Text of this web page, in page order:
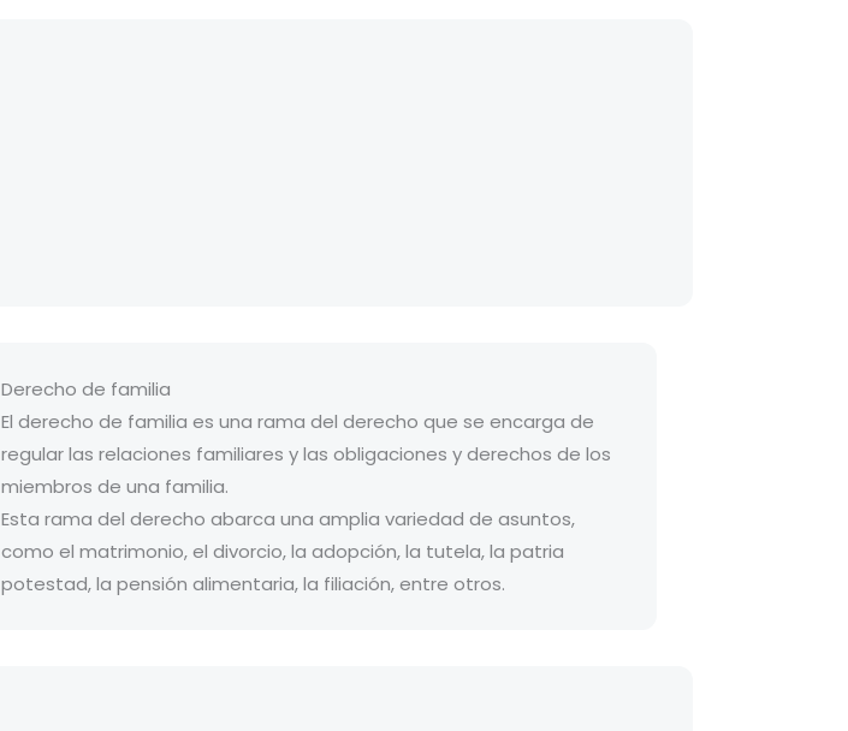
Derecho de familia
El derecho de familia es una rama del derecho que se encarga de
regular las relaciones familiares y las obligaciones y derechos de los
miembros de una familia.
Esta rama del derecho abarca una amplia variedad de asuntos,
como el matrimonio, el divorcio, la adopción, la tutela, la patria
potestad, la pensión alimentaria, la filiación, entre otros.